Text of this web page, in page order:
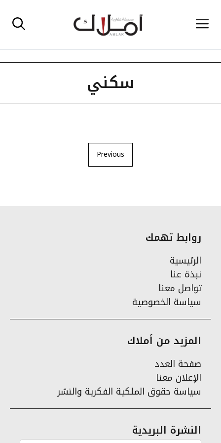
إلى القائمة
سكني
Previous
روابط تهمك
الرئيسية
نبذة عنا
تواصل معنا
سياسة الخصوصية
المزيد من أملاك
صفحة العدد
الإعلان معنا
سياسة حقوق الملكية الفكرية والنشر
النشرة البريدية